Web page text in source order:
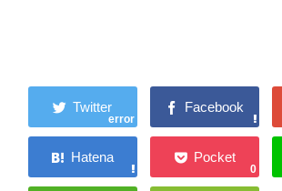
error
0